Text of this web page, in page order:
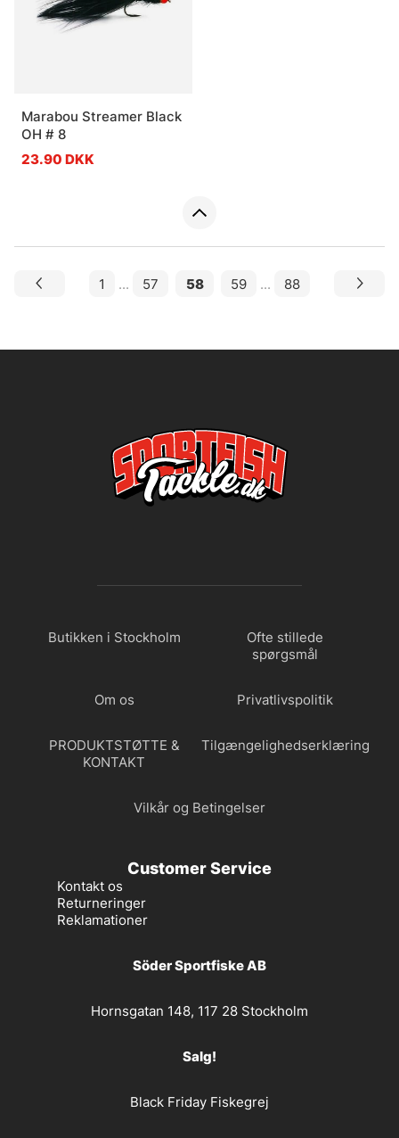
Marabou Streamer Black
OH # 8
23.90 DKK
1 ... 57 58 59 ... 88
Butikken i Stockholm
Ofte stillede
spørgsmål
Om os Privatlivspolitik
PRODUKTSTØTTE &
KONTAKT
Tilgængelighedserklæring
Vilkår og Betingelser
Customer Service
Kontakt os
Returneringer
Reklamationer
Söder Sportfiske AB
Hornsgatan 148, 117 28 Stockholm
Salg!
Black Friday Fiskegrej